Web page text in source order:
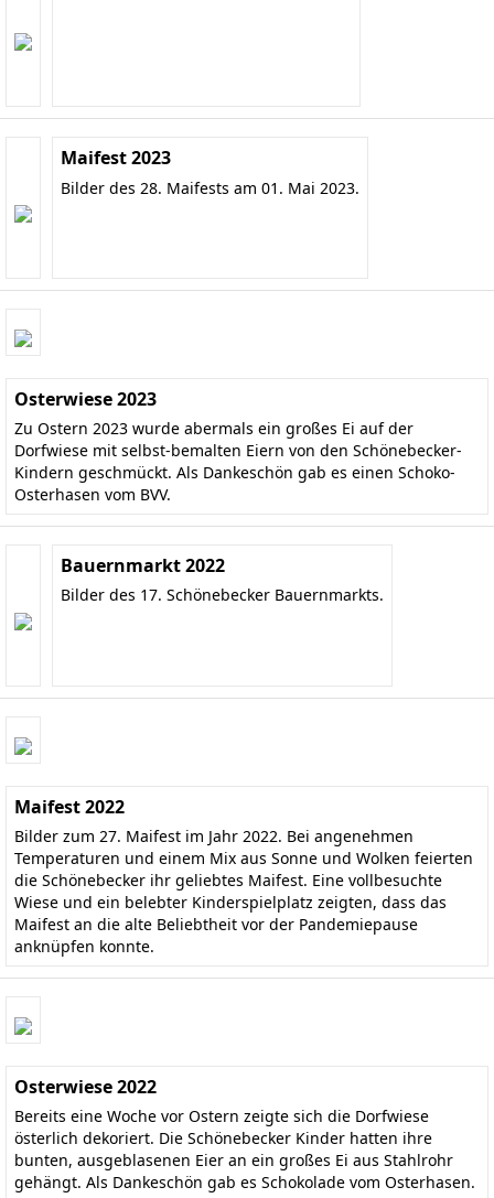
Maifest 2023
Bilder des 28. Maifests am 01. Mai 2023.
Osterwiese 2023
Zu Ostern 2023 wurde abermals ein großes Ei auf der
Dorfwiese mit selbst-bemalten Eiern von den Schönebecker-
Kindern geschmückt. Als Dankeschön gab es einen Schoko-
Osterhasen vom BVV.
Bauernmarkt 2022
Bilder des 17. Schönebecker Bauernmarkts.
Maifest 2022
Bilder zum 27. Maifest im Jahr 2022. Bei angenehmen
Temperaturen und einem Mix aus Sonne und Wolken feierten
die Schönebecker ihr geliebtes Maifest. Eine vollbesuchte
Wiese und ein belebter Kinderspielplatz zeigten, dass das
Maifest an die alte Beliebtheit vor der Pandemiepause
anknüpfen konnte.
Osterwiese 2022
Bereits eine Woche vor Ostern zeigte sich die Dorfwiese
österlich dekoriert. Die Schönebecker Kinder hatten ihre
bunten, ausgeblasenen Eier an ein großes Ei aus Stahlrohr
gehängt. Als Dankeschön gab es Schokolade vom Osterhasen.